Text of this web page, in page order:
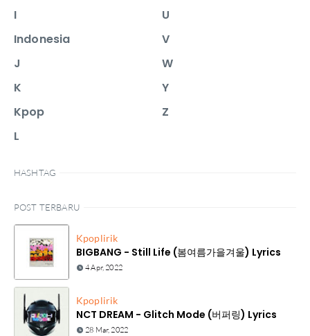
I
Indonesia
J
K
Kpop
L
U
V
W
Y
Z
HASHTAG
POST TERBARU
Kpoplirik
BIGBANG - Still Life (봄여름가을겨울) Lyrics
4 Apr, 2022
Kpoplirik
NCT DREAM - Glitch Mode (버퍼링) Lyrics
28 Mar, 2022